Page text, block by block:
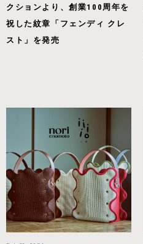
クションより、創業100周年を
祝した紋章「フェンディ クレ
スト」を発売